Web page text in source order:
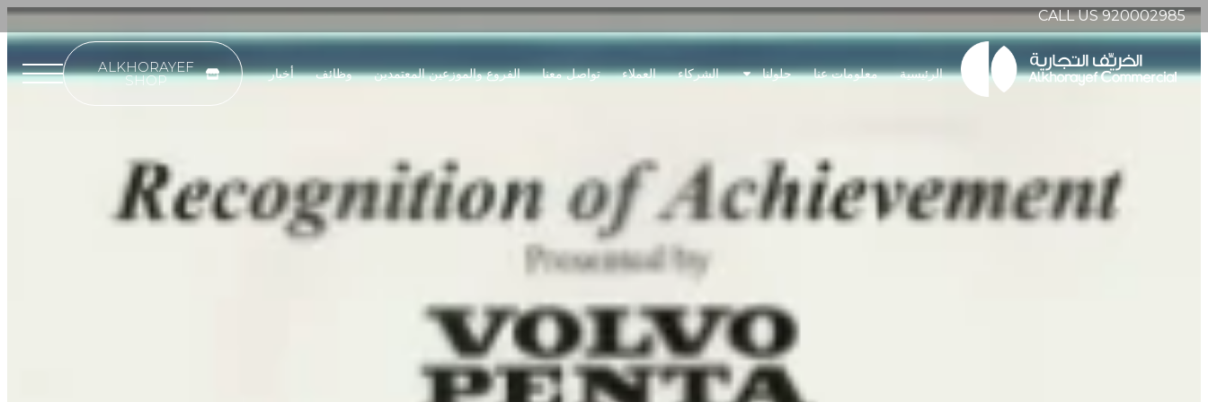
CALL US 920002985
الرئيسية معلومات عنا حلولنا الشركاء العملاء تواصل معنا الفروع والموزعين المعتمدين وظائف أخبار ALKHORAYEF
SHOP